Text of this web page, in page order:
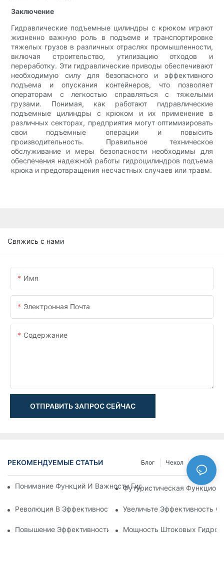
Заключение
Гидравлические подъемные цилиндры с крюком играют
жизненно важную роль в подъеме и транспортировке
тяжелых грузов в различных отраслях промышленности,
включая строительство, утилизацию отходов и
переработку. Эти гидравлические приводы обеспечивают
необходимую силу для безопасного и эффективного
подъема и опускания контейнеров, что позволяет
операторам с легкостью справляться с тяжелыми
грузами. Понимая, как работают гидравлические
подъемные цилиндры с крюком и их применение в
различных секторах, предприятия могут оптимизировать
свои подъемные операции и повысить
производительность. Правильное техническое
обслуживание и меры безопасности необходимы для
обеспечения надежной работы гидроцилиндров подъема
крюка и предотвращения несчастных случаев или травм.
Свяжись с нами
Имя
Электронная Почта
Содержание
ОТПРАВИТЬ ЗАПРОС СЕЙЧАС
РЕКОМЕНДУЕМЫЕ СТАТЬИ Чехол
Блог
Понимание Функций И Важности Гидравлических
Футуристическая
Революция В Эффективности: Электрический
Увеличьте Эффективность
Повышение Эффективности: Преимущества 4-
Мощность Штоковых